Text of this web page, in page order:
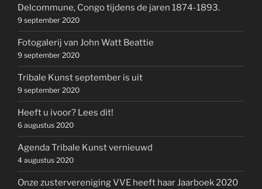
Delcommune, Congo tijdens de jaren 1874-1893.
9 september 2020
Fotogalerij van John Watt Beattie
9 september 2020
Tribale Kunst september is uit
9 september 2020
Heeft u ivoor? Lees dit!
6 augustus 2020
Agenda Tribale Kunst vernieuwd
4 augustus 2020
Onze zustervereniging VVE heeft haar Jaarboek 2020